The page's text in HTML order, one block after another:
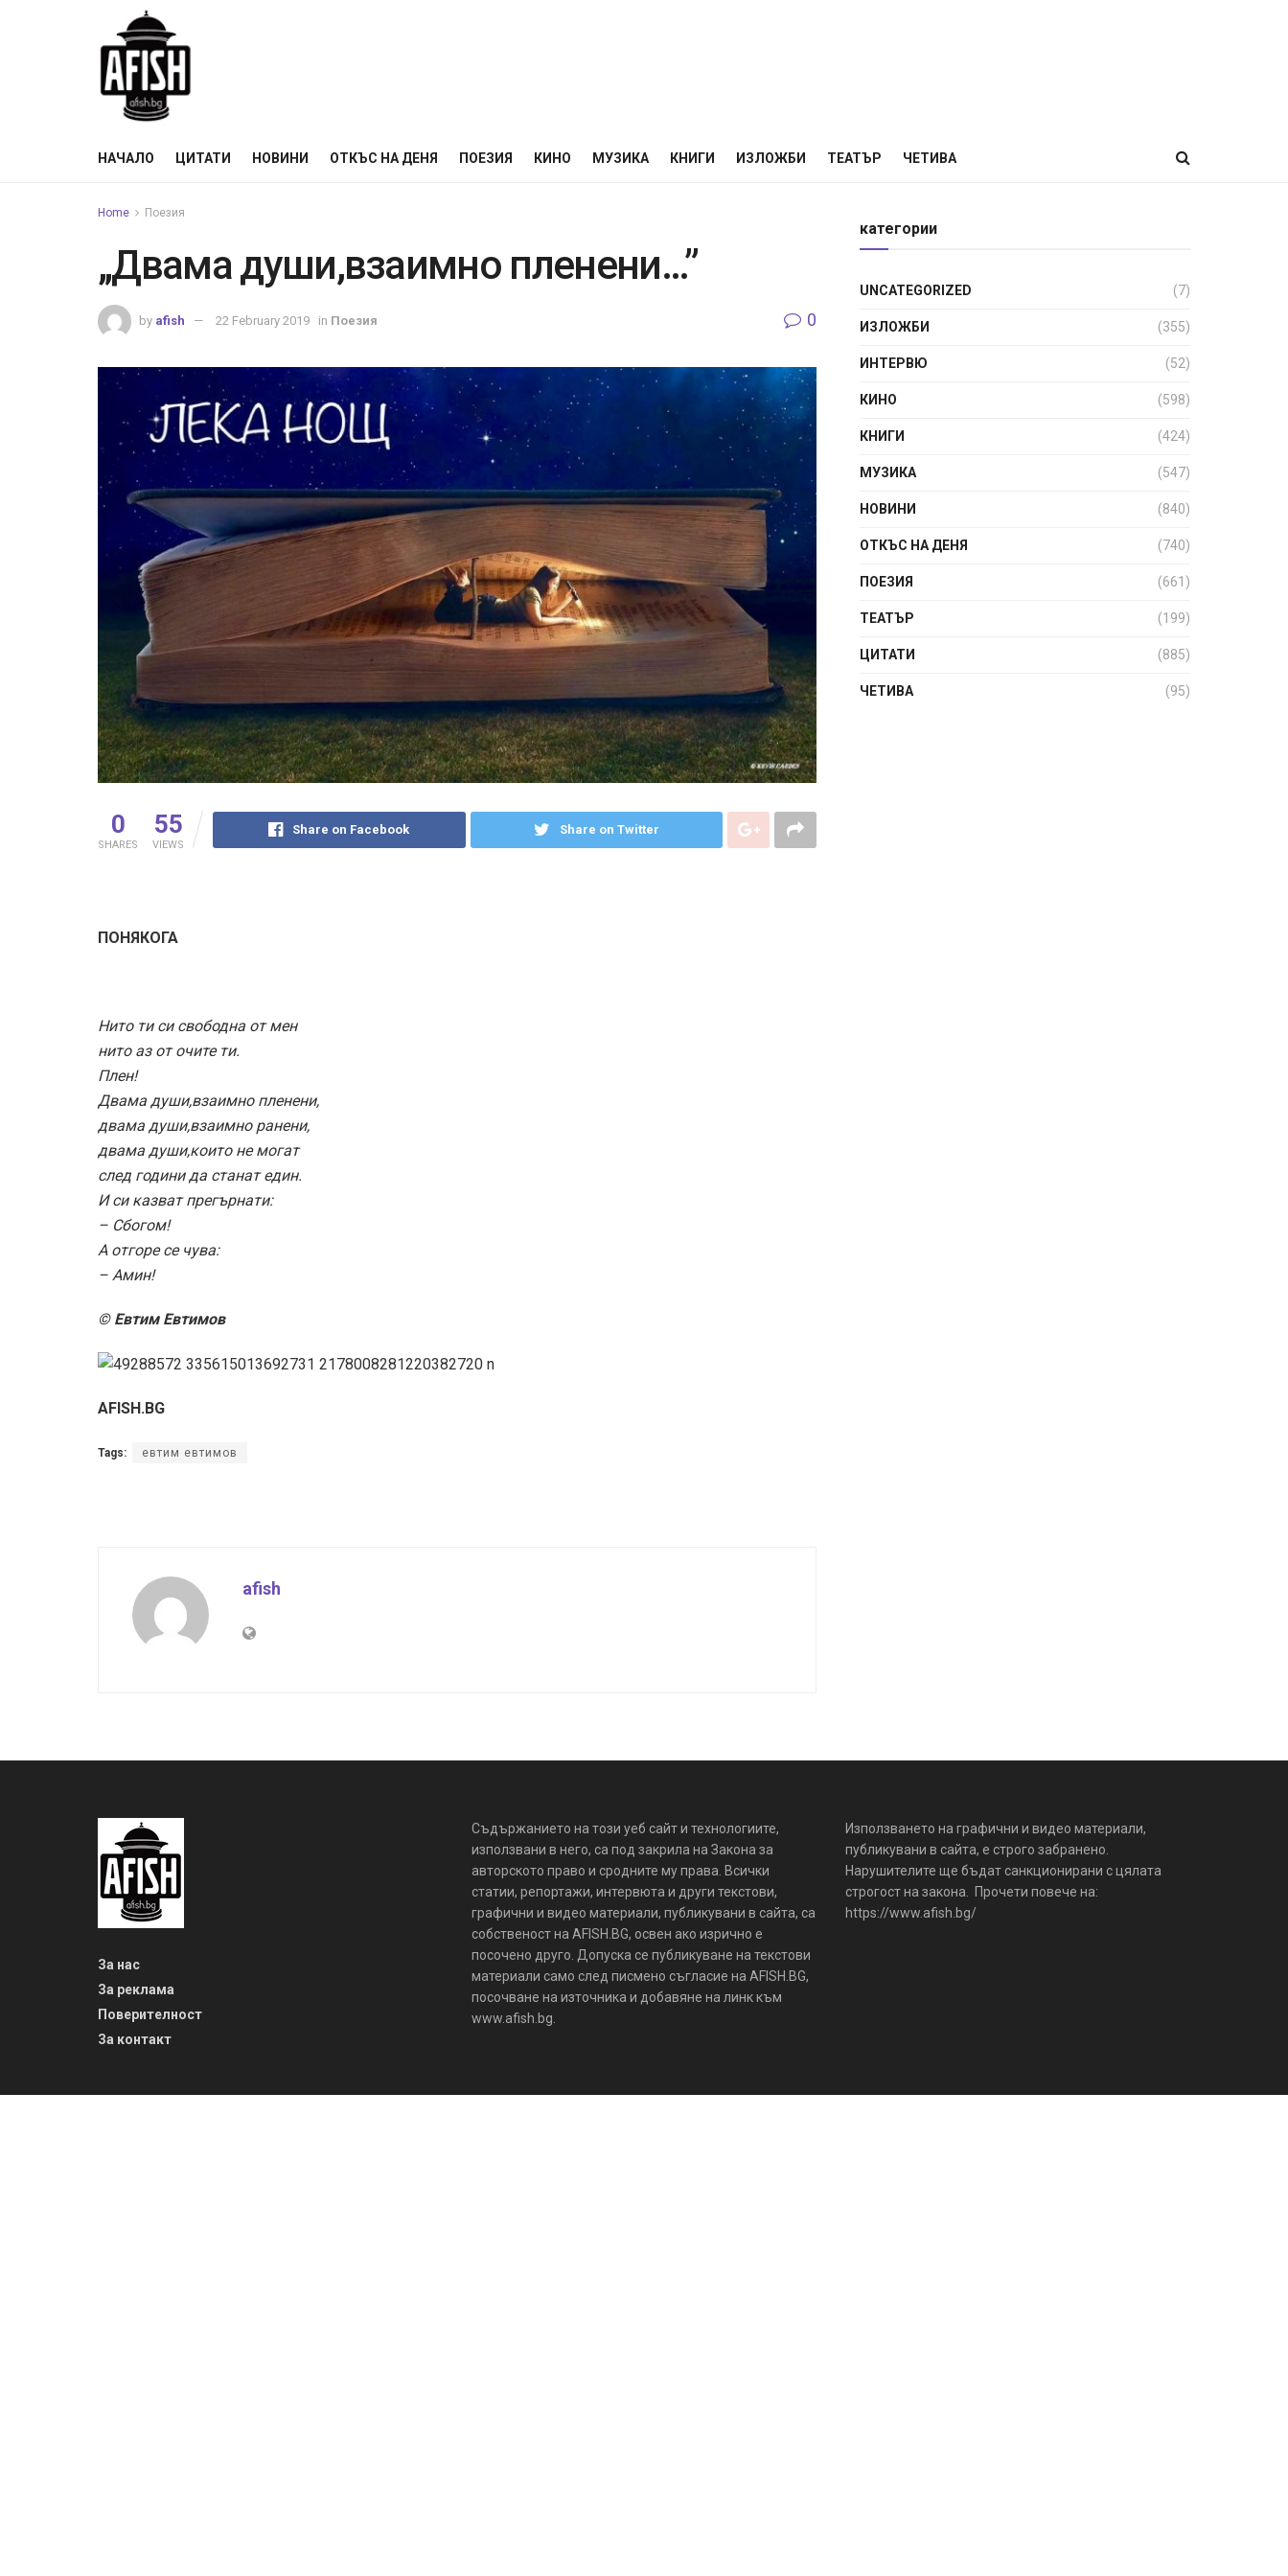
НАЧАЛО ЦИТАТИ НОВИНИ ОТКЪС НА ДЕНЯ ПОЕЗИЯ КИНО МУЗИКА КНИГИ ИЗЛОЖБИ ТЕАТЪР ЧЕТИВА
Home Поезия
„Двама души,взаимно пленени…”
by afish 22 February 2019 in Поезия 0
0
SHARES
55
VIEWS
Share on Facebook Share on Twitter
ПОНЯКОГА
Нито ти си свободна от мен
нито аз от очите ти.
Плен!
Двама души,взаимно пленени,
двама души,взаимно ранени,
двама души,които не могат
след години да станат един.
И си казват прегърнати:
– Сбогом!
А отгоре се чува:
– Амин!
© Евтим Евтимов
AFISH.BG
Tags: евтим евтимов
afish
категории
UNCATEGORIZED (7)
ИЗЛОЖБИ (355)
ИНТЕРВЮ (52)
КИНО (598)
КНИГИ (424)
МУЗИКА (547)
НОВИНИ (840)
ОТКЪС НА ДЕНЯ (740)
ПОЕЗИЯ (661)
ТЕАТЪР (199)
ЦИТАТИ (885)
ЧЕТИВА (95)
За нас
За реклама
Поверителност
За контакт
Съдържанието на този уеб сайт и технологиите,
използвани в него, са под закрила на Закона за
авторското право и сродните му права. Всички
статии, репортажи, интервюта и други текстови,
графични и видео материали, публикувани в сайта, са
собственост на AFISH.BG, освен ако изрично е
посочено друго. Допуска се публикуване на текстови
материали само след писмено съгласие на AFISH.BG,
посочване на източника и добавяне на линк към
www.afish.bg.
Използването на графични и видео материали,
публикувани в сайта, е строго забранено.
Нарушителите ще бъдат санкционирани с цялата
строгост на закона. Прочети повече на:
https://www.afish.bg/